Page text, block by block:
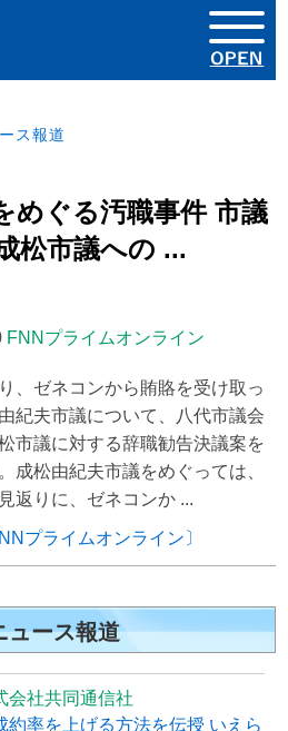
ス報道
めぐる汚職事件 市議
松市議への ...
FNNプライムオンライン
、ゼネコンから賄賂を受け取っ
紀夫市議について、八代市議会
市議に対する辞職勧告決議案を
成松由紀夫市議をめぐっては、
返りに、ゼネコンか ...
プライムオンライン〕
ュース報道
会社共同通信社
約率を上げる方法を伝授 いえら